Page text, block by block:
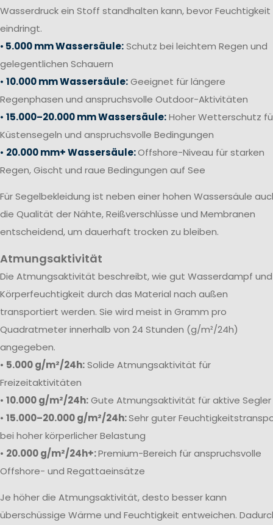
Wasserdruck ein Stoff standhalten kann, bevor Feuchtigkeit
eindringt.
• 5.000 mm Wassersäule:Schutz bei leichtem Regen und
gelegentlichen Schauern
• 10.000 mm Wassersäule:Geeignet für längere
Regenphasen und anspruchsvolle Outdoor-Aktivitäten
• 15.000–20.000 mm Wassersäule:Hoher Wetterschutz
Küstensegeln und anspruchsvolle Bedingungen
• 20.000 mm+ Wassersäule:Offshore-Niveau für starken
Regen, Gischt und raue Bedingungen auf See
Für Segelbekleidung ist neben einer hohen Wassersäule
die Qualität der Nähte, Reißverschlüsse und Membranen
entscheidend, um dauerhaft trocken zu bleiben.
Atmungsaktivität
Die Atmungsaktivität beschreibt, wie gut Wasserdampf und
Körperfeuchtigkeit durch das Material nach außen
transportiert werden. Sie wird meist in Gramm pro
Quadratmeter innerhalb von 24 Stunden (g/m²/24h)
angegeben.
• 5.000 g/m²/24h:Solide Atmungsaktivität für
Freizeitaktivitäten
• 10.000 g/m²/24h:Gute Atmungsaktivität für aktive Segler
• 15.000–20.000 g/m²/24h:Sehr guter
bei hoher körperlicher Belastung
• 20.000 g/m²/24h+:Premium-Bereich für anspruchsvolle
Offshore- und Regattaeinsätze
Je höher die Atmungsaktivität, desto besser kann
überschüssige Wärme und Feuchtigkeit entweichen.